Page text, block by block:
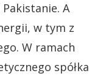
A
w tym z
W ramach
spółka